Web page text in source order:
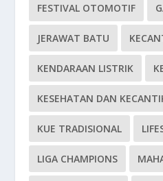
FESTIVAL OTOMOTIF
JERAWAT BATU
KENDARAAN LISTRIK
KESEHATAN DAN
KUE TRADISIONAL
LIGA CHAMPIONS